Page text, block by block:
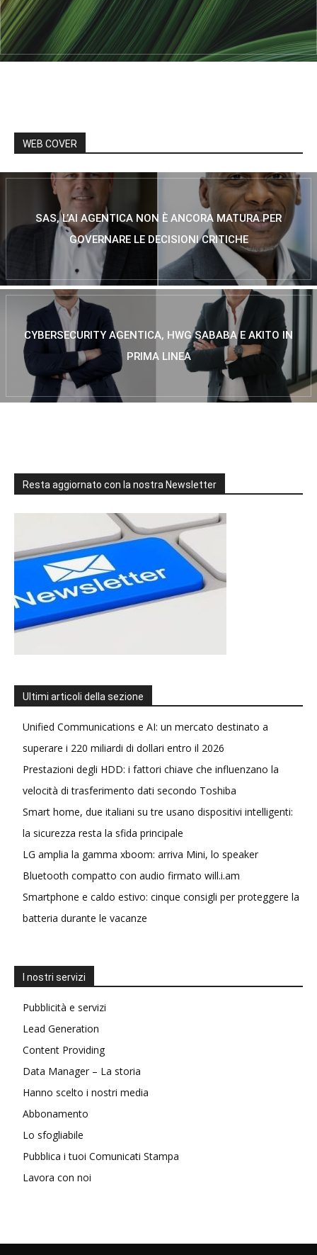
WEB COVER
SAS, L’AI AGENTICA NON È ANCORA MATURA PER
GOVERNARE LE DECISIONI CRITICHE
CYBERSECURITY AGENTICA, HWG SABABA E AKITO IN
PRIMA LINEA
Resta aggiornato con la nostra Newsletter
Ultimi articoli della sezione
Unified Communications e AI: un mercato destinato a
superare i 220 miliardi di dollari entro il 2026
Prestazioni degli HDD: i fattori chiave che influenzano la
velocità di trasferimento dati secondo Toshiba
Smart home, due italiani su tre usano dispositivi intelligenti:
la sicurezza resta la sfida principale
LG amplia la gamma xboom: arriva Mini, lo speaker
Bluetooth compatto con audio firmato will.i.am
Smartphone e caldo estivo: cinque consigli per proteggere la
batteria durante le vacanze
I nostri servizi
Pubblicità e servizi
Lead Generation
Content Providing
Data Manager – La storia
Hanno scelto i nostri media
Abbonamento
Lo sfogliabile
Pubblica i tuoi Comunicati Stampa
Lavora con noi